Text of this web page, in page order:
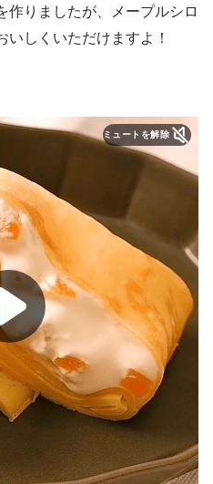
作りましたが、メープルシロ
しくいただけますよ！
ミュートを解除